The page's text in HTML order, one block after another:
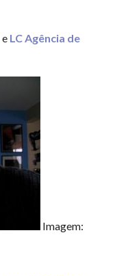
e LC Agência de
Imagem: